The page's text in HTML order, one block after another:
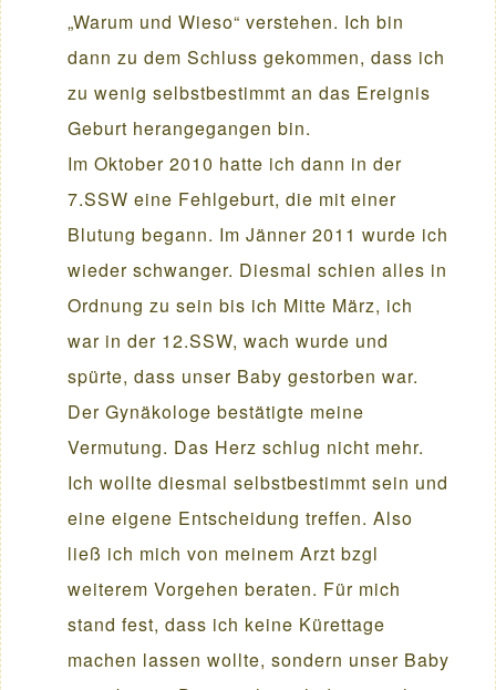
„Warum und Wieso“ verstehen. Ich bin
dann zu dem Schluss gekommen, dass ich
zu wenig selbstbestimmt an das Ereignis
Geburt herangegangen bin.
Im Oktober 2010 hatte ich dann in der
7.SSW eine Fehlgeburt, die mit einer
Blutung begann. Im Jänner 2011 wurde ich
wieder schwanger. Diesmal schien alles in
Ordnung zu sein bis ich Mitte März, ich
war in der 12.SSW, wach wurde und
spürte, dass unser Baby gestorben war.
Der Gynäkologe bestätigte meine
Vermutung. Das Herz schlug nicht mehr.
Ich wollte diesmal selbstbestimmt sein und
eine eigene Entscheidung treffen. Also
ließ ich mich von meinem Arzt bzgl
weiterem Vorgehen beraten. Für mich
stand fest, dass ich keine Kürettage
machen lassen wollte, sondern unser Baby